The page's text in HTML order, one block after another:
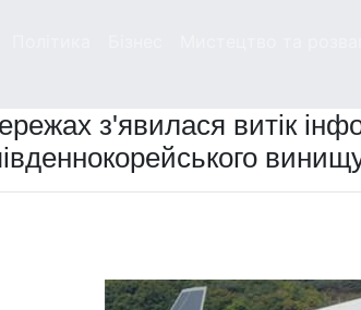
з'явилася витік